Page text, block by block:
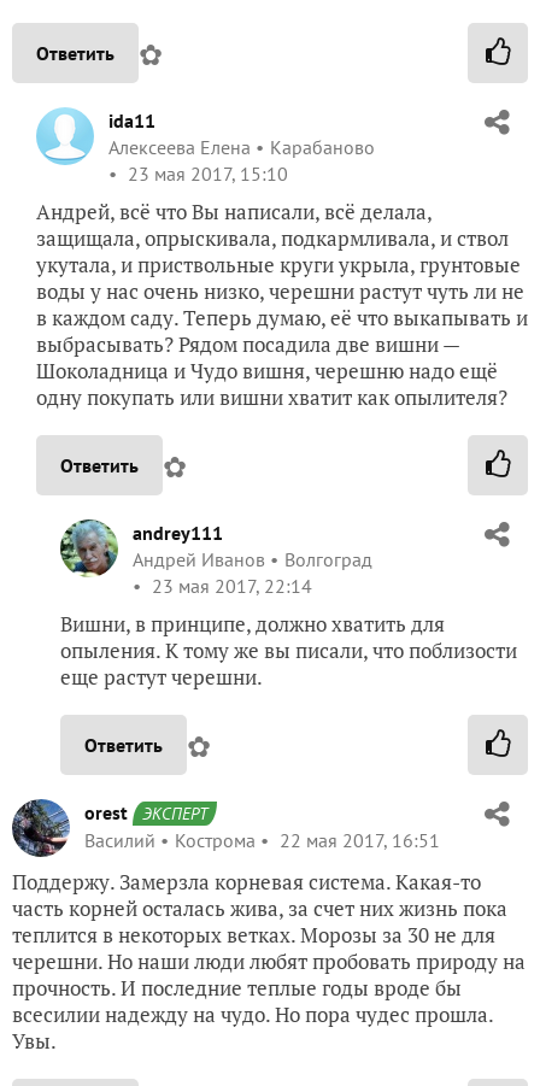
Ответить ✿
ida11
Алексеева Елена
Карабаново
23 мая 2017, 15:10
Андрей, всё что Вы написали, всё делала,
защищала, опрыскивала, подкармливала, и ствол
укутала, и приствольные круги укрыла, грунтовые
воды у нас очень низко, черешни растут чуть ли не
в каждом саду. Теперь думаю, её что выкапывать и
выбрасывать? Рядом посадила две вишни —
Шоколадница и Чудо вишня, черешню надо ещё
одну покупать или вишни хватит как опылителя?
Ответить ✿
andrey111
Андрей Иванов
Волгоград
23 мая 2017, 22:14
Вишни, в принципе, должно хватить для
опыления. К тому же вы писали, что поблизости
еще растут черешни.
Ответить ✿
orest ЭКСПЕРТ
Василий Кострома 22 мая 2017, 16:51
Поддержу. Замерзла корневая система. Какая-то
часть корней осталась жива, за счет них жизнь пока
теплится в некоторых ветках. Морозы за 30 не для
черешни. Но наши люди любят пробовать природу на
прочность. И последние теплые годы вроде бы
всесилии надежду на чудо. Но пора чудес прошла.
Увы.